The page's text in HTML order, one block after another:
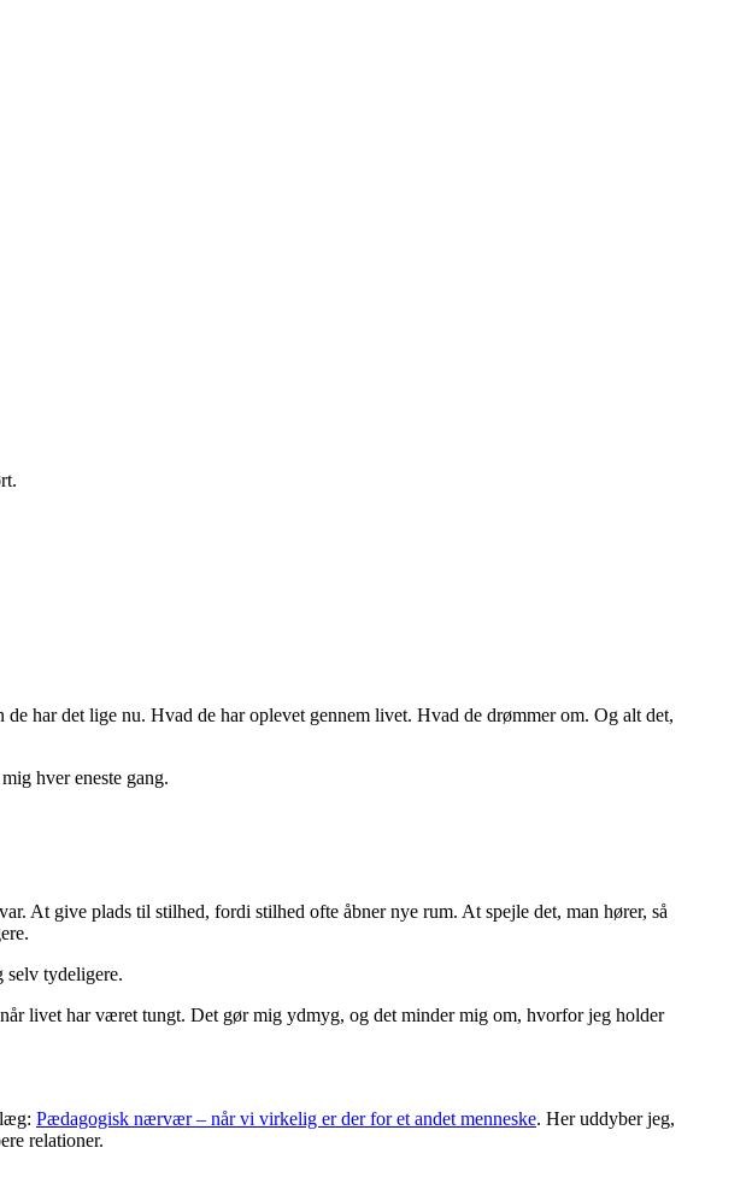
har det lige nu. Hvad de har oplevet gennem livet. Hvad de drømmer om. Og alt det,
hver eneste gang.
At give plads til stilhed, fordi stilhed ofte åbner nye rum. At spejle det, man hører, så
selv tydeligere.
livet har været tungt. Det gør mig ydmyg, og det minder mig om, hvorfor jeg holder
Pædagogisk nærvær – når vi virkelig er der for et andet menneske. Her uddyber jeg,
relationer.